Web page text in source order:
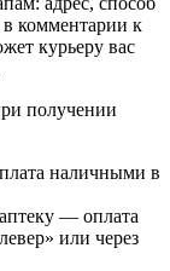
комментарии к
курьеру вас
получении
наличными в
— оплата
или через